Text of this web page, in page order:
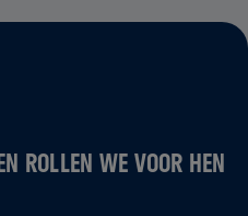
ROLLEN WE VOOR HEN